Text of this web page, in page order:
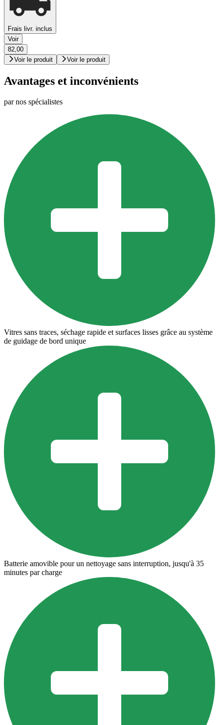
Frais livr. inclus
Voir
82,00
Voir le produit
Voir le produit
Avantages et inconvénients
par nos spécialistes
Vitres sans traces, séchage rapide et surfaces lisses grâce au système
de guidage de bord unique
Batterie amovible pour un nettoyage sans interruption, jusqu'à 35
minutes par charge